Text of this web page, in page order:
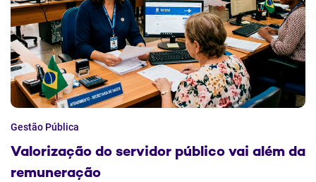
Gestão Pública
Valorização do servidor público vai além da
remuneração